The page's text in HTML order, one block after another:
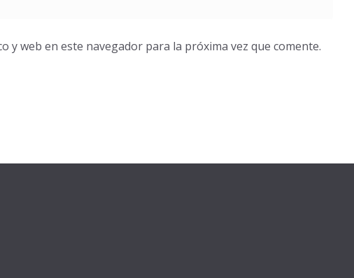
y web en este navegador para la próxima vez que comente.